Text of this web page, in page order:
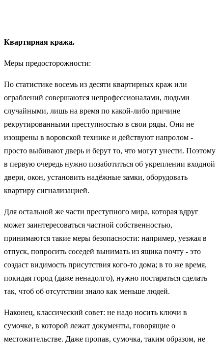
Квартирная кража.
Меры предосторожности:
По статистике восемь из десяти квартирных краж или
ограблений совершаются непрофессионалами, людьми
случайными, лишь на время по какой-либо причине
рекрутированными преступностью в свои ряды. Они не
изощрены в воровской технике и действуют напролом -
просто выбивают дверь и берут то, что могут унести. Поэтому
в первую очередь нужно позаботиться об укреплении входной
двери, окон, установить надёжные замки, оборудовать
квартиру сигнализацией.
Для остальной же части преступного мира, которая вдруг
может заинтересоваться частной собственностью,
принимаются такие меры безопасности: например, уезжая в
отпуск, попросить соседей вынимать из ящика почту - это
создаст видимость присутствия кого-то дома; в то же время,
покидая город (даже ненадолго), нужно постараться сделать
так, чтоб об отсутствии знало как меньше людей.
Наконец, классический совет: не надо носить ключи в
сумочке, в которой лежат документы, говорящие о
местожительстве. Даже пропав, сумочка, таким образом, не